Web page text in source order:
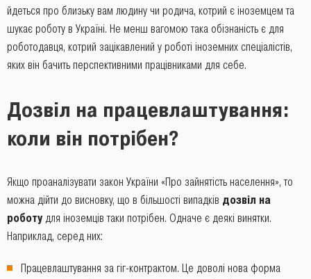
йдеться про близьку вам людину чи родича, котрий є іноземцем та
шукає роботу в Україні. Не менш вагомою така обізнаність є для
роботодавця, котрий зацікавлений у роботі іноземних спеціалістів,
яких він бачить перспективними працівниками для себе.
Дозвіл на працевлаштування:
коли він потрібен?
Якщо проаналізувати закон України «Про зайнятість населення», то
можна дійти до висновку, що в більшості випадків дозвіл на
роботу для іноземців таки потрібен. Одначе є деякі винятки.
Наприклад, серед них:
Працевлаштування за гіг-контрактом. Це доволі нова форма